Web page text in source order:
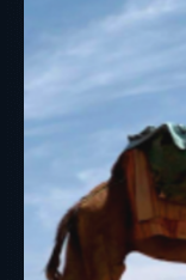
Unsere Filme
Was wir bieten
Firmenprofil
Projekte